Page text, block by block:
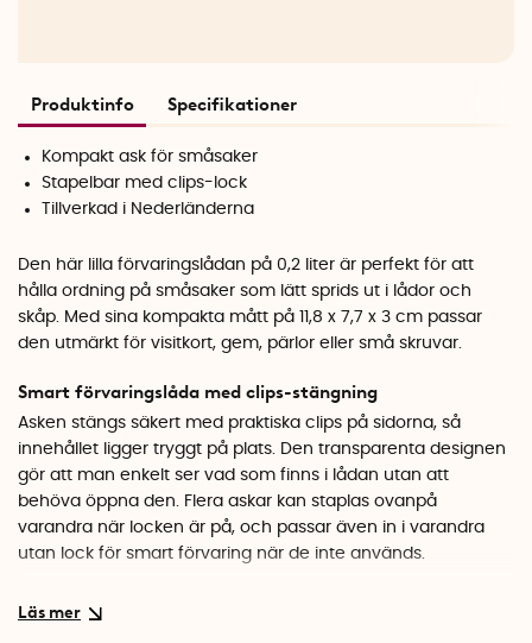
Produktinfo Specifikationer
Kompakt ask för småsaker
Stapelbar med clips-lock
Tillverkad i Nederländerna
Den här lilla förvaringslådan på 0,2 liter är perfekt för att
hålla ordning på småsaker som lätt sprids ut i lådor och
skåp. Med sina kompakta mått på 11,8 x 7,7 x 3 cm passar
den utmärkt för visitkort, gem, pärlor eller små skruvar.
Smart förvaringslåda med clips-stängning
Asken stängs säkert med praktiska clips på sidorna, så
innehållet ligger tryggt på plats. Den transparenta designen
gör att man enkelt ser vad som finns i lådan utan att
behöva öppna den. Flera askar kan staplas ovanpå
varandra när locken är på, och passar även in i varandra
utan lock för smart förvaring när de inte används.
Del av Q-Line-serien